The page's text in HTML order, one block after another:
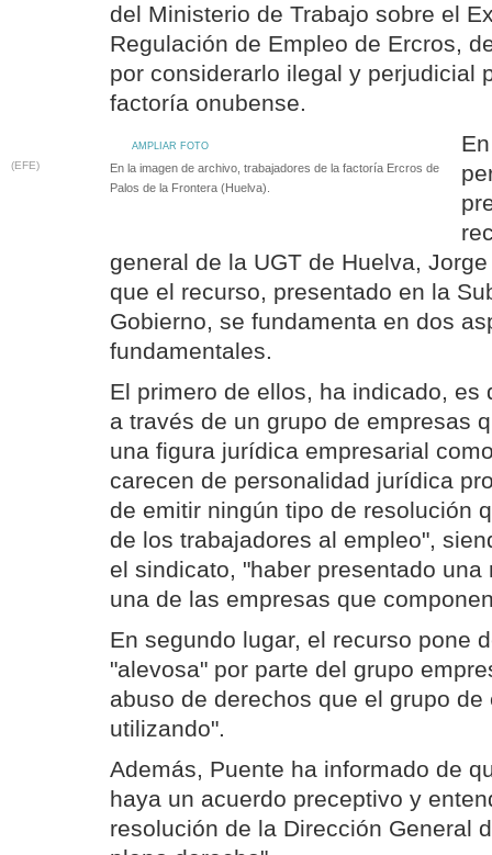
del Ministerio de Trabajo sobre el
Regulación de Empleo de Ercros,
por considerarlo ilegal y perjudicial
factoría onubense.
AMPLIAR FOTO
(EFE)
En la imagen de archivo, trabajadores de la factoría Ercros de
Palos de la Frontera (Huelva).
general de la UGT de Huelva,
que el recurso, presentado en la
Gobierno, se fundamenta en dos
fundamentales.
El primero de ellos, ha indicado, es
a través de un grupo de empresas
una figura jurídica empresarial
carecen de personalidad jurídica
de emitir ningún tipo de resolución
de los trabajadores al empleo",
el sindicato, "haber presentado
una de las empresas que
En segundo lugar, el recurso pone
"alevosa" por parte del grupo
abuso de derechos que el grupo de
utilizando".
Además, Puente ha informado de
haya un acuerdo preceptivo y
resolución de la Dirección General